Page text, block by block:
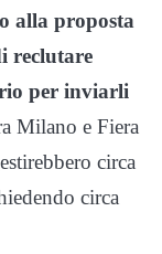
alla proposta
reclutare
per inviarli
Milano e Fiera
circa
circa